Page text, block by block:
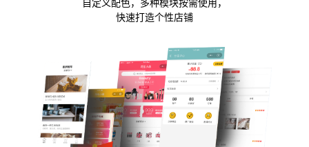
自定义配色，多种模块按需使用，
快速打造个性店铺